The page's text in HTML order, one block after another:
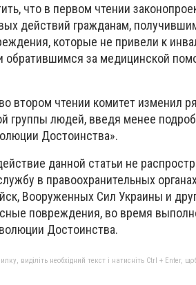
что в первом чтении
действий гражданам,
которые не привели к
обратившимся за медицинской
втором чтении комитет изменил
группы людей, введя менее
Достоинства».
данной статьи не
в правоохранительных
Вооруженных Сил Украины и
повреждения, во время
Достоинства.
виділіть необхідний текст і натисніть Ctrl + Enter,